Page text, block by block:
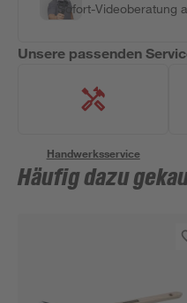
Sofort-Videoberatung
Unsere passenden
Handwerksservice
Häufig dazu